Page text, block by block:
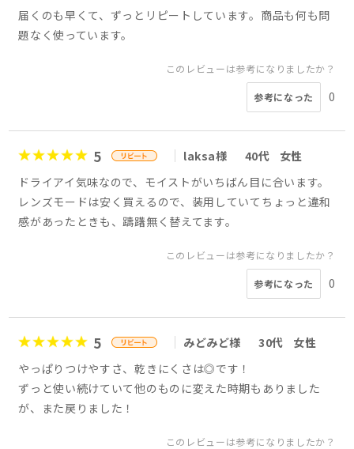
届くのも早くて、ずっとリピートしています。商品も何も問
題なく使っています。
このレビューは参考になりましたか？
参考になった 0
5 laksa様 40代
女性
ドライアイ気味なので、モイストがいちばん目に合います。
レンズモードは安く買えるので、装用していてちょっと違和
感があったときも、躊躇無く替えてます。
このレビューは参考になりましたか？
参考になった 0
5 みどみど様 30代
女性
やっぱりつけやすさ、乾きにくさは◎です！
ずっと使い続けていて他のものに変えた時期もありました
が、また戻りました！
このレビューは参考になりましたか？